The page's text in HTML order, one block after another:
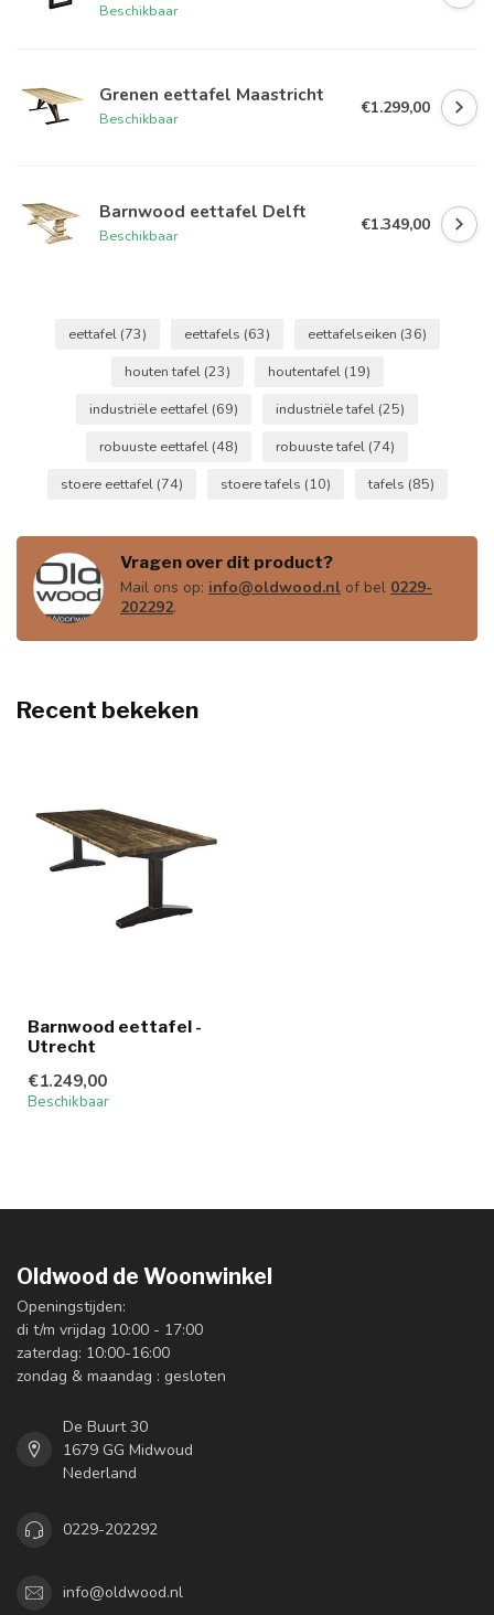
Beschikbaar
Grenen eettafel Maastricht
Beschikbaar
€1.299,00
Barnwood eettafel Delft
Beschikbaar
€1.349,00
eettafel (73) eettafels (63) eettafelseiken (36)
houten tafel (23) houtentafel (19)
industriële eettafel (69) industriële tafel (25)
robuuste eettafel (48) robuuste tafel (74)
stoere eettafel (74) stoere tafels (10) tafels (85)
Vragen over dit product?
Mail ons op: info@oldwood.nl of bel 0229-
202292.
Recent bekeken
Barnwood eettafel -
Utrecht
€1.249,00
Beschikbaar
Oldwood de Woonwinkel
Openingstijden:
di t/m vrijdag 10:00 - 17:00
zaterdag: 10:00-16:00
zondag & maandag : gesloten
De Buurt 30
1679 GG Midwoud
Nederland
0229-202292
info@oldwood.nl